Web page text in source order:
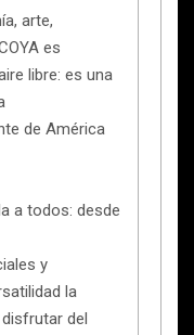
arte,
es
libre: es una
de América
a todos: desde
y
la
del